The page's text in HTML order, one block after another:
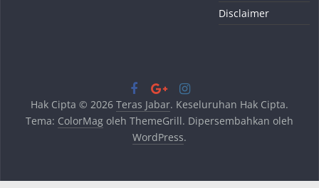
Disclaimer
Hak Cipta © 2026 Teras Jabar. Keseluruhan Hak Cipta.
Tema: ColorMagoleh ThemeGrill. Dipersembahkan oleh
WordPress.